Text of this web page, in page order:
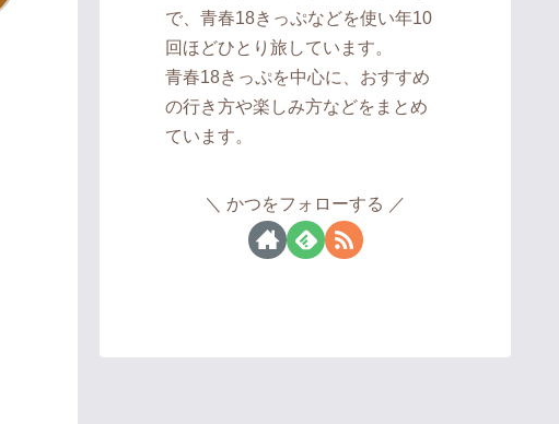
で、青春18きっぷなどを使い年10
回ほどひとり旅しています。
青春18きっぷを中心に、おすすめ
の行き方や楽しみ方などをまとめ
ています。
かつをフォローする